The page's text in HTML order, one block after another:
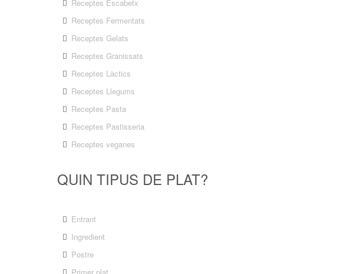
Receptes Escabetx
Receptes Fermentats
Receptes Gelats
Receptes Granissats
Receptes Làctics
Receptes Llegums
Receptes Pasta
Receptes Pastisseria
Receptes veganes
QUIN TIPUS DE PLAT?
Entrant
Ingredient
Postre
Primer plat